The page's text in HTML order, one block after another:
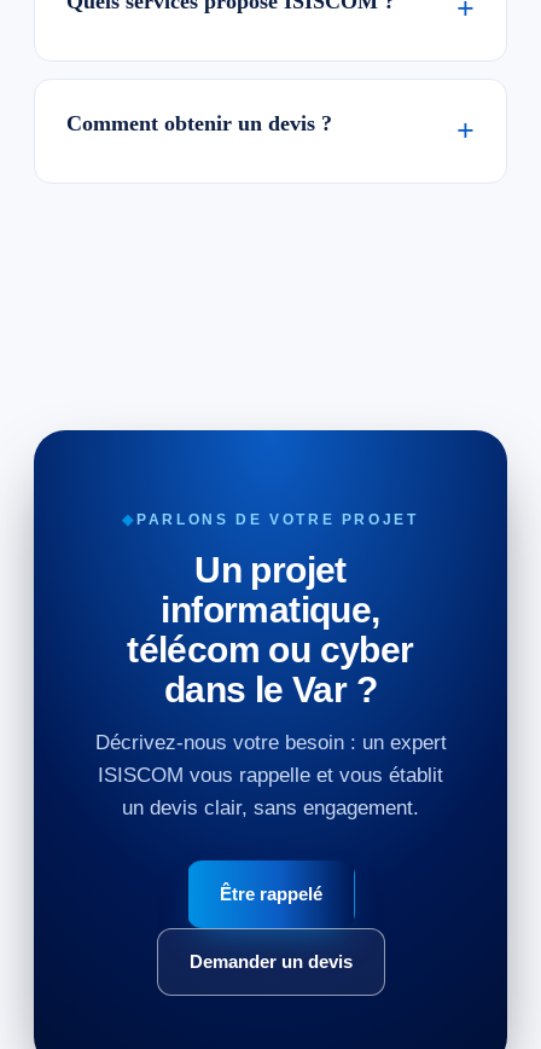
Comment obtenir un devis ?
◆ PARLONS DE VOTRE PROJET
Un projet
informatique,
télécom ou cyber
dans le Var ?
Décrivez-nous votre besoin : un expert
ISISCOM vous rappelle et vous établit
un devis clair, sans engagement.
Être rappelé
Demander un devis